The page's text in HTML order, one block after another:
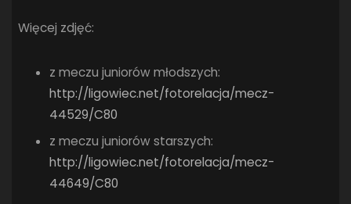
Więcej zdjęć:
z meczu juniorów młodszych:
http://ligowiec.net/fotorelacja/mecz-
44529/C80
z meczu juniorów starszych:
http://ligowiec.net/fotorelacja/mecz-
44649/C80